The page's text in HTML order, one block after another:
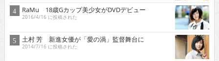
RaMu 18歳Gカップ美少女がDVDデビュー
2016/4/16 に投稿された
土村 芳 新進女優が「愛の渦」監督舞台に
2014/7/16 に投稿された